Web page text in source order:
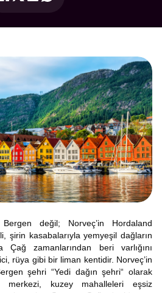
Bergen değil; Norveç’in Hordaland
şirin kasabalarıyla yemyeşil dağların
Çağ zamanlarından beri varlığını
rüya gibi bir liman kentidir. Norveç’in
şehri “Yedi dağın şehri“ olarak
merkezi, kuzey mahalleleri eşsiz